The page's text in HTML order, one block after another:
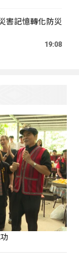
害記憶轉化防災
19:08